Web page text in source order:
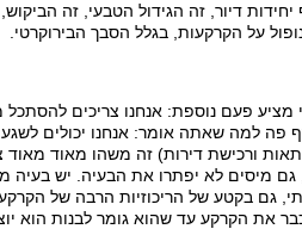
דיור, זה הגידול הטבעי, זה
על הקרקעות, בגלל הסבך הבירוקרטי.
מציע פעם נוספת: אנחנו צריכים
פה למה שאתה אומר: אנחנו יכולים לשגע
ורכישת דירות) זה משהו מאוד מאוד
גם מיסים לא יפתרו את הבעיה. יש בעיה
גם בקטע של הריכוזיות הרבה של
את הקרקע עד שהוא גומר לבנות הוא